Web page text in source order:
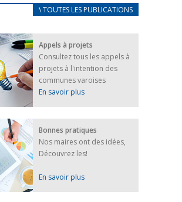
D’ACCUEIL
au mieux les réfugiés
arrivés en France,...
\ TOUTES LES PUBLICATIONS
Appels à projets
Consultez tous les appels à
projets à l'intention des
communes varoises
En savoir plus
Bonnes pratiques
Nos maires ont des idées,
Découvrez les!
En savoir plus